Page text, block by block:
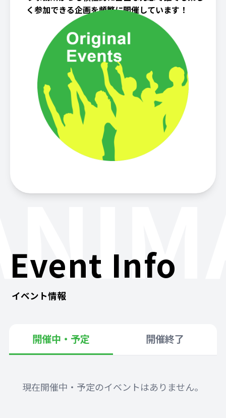
く参加できる企画を頻繁に開催しています！
Event Info
イベント情報
開催中・予定 開催終了
現在開催中・予定のイベントはありません。